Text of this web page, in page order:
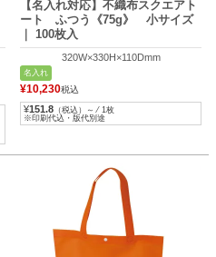
【名入れ対応】不織布スクエアト
ート ふつう《75g》 小サイズ
｜ 100枚入
320W×330H×110Dmm
名入れ
¥10,230税込
¥151.8 （税込）～ ⁄ 1枚
※印刷代込・版代別途